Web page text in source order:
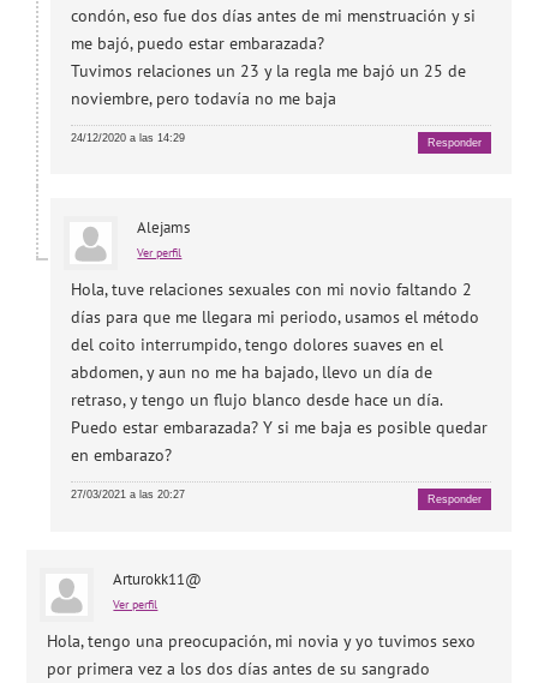
condón, eso fue dos días antes de mi menstruación y si
me bajó, puedo estar embarazada?
Tuvimos relaciones un 23 y la regla me bajó un 25 de
noviembre, pero todavía no me baja
24/12/2020 a las 14:29 Responder
Alejams
Ver perfil
Hola, tuve relaciones sexuales con mi novio faltando 2
días para que me llegara mi periodo, usamos el método
del coito interrumpido, tengo dolores suaves en el
abdomen, y aun no me ha bajado, llevo un día de
retraso, y tengo un flujo blanco desde hace un día.
Puedo estar embarazada? Y si me baja es posible quedar
en embarazo?
27/03/2021 a las 20:27 Responder
Arturokk11@
Ver perfil
Hola, tengo una preocupación, mi novia y yo tuvimos sexo
por primera vez a los dos días antes de su sangrado